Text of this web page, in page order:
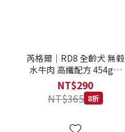
芮格爾｜RD8 全齡犬 無榖
水牛肉 高纖配方 454g｜
REGAL 天然犬糧 狗飼料
NT$290
NT$365 8折